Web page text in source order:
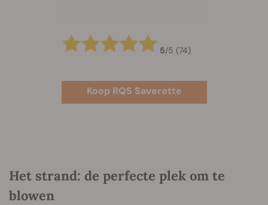
5/5 (74)
Koop RQS Saverette
Het strand: de perfecte plek om te
blowen